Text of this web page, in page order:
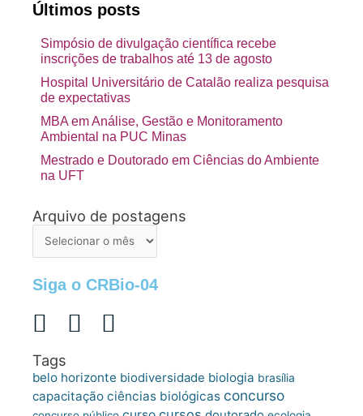
Últimos posts
Simpósio de divulgação científica recebe
inscrições de trabalhos até 13 de agosto
Hospital Universitário de Catalão realiza pesquisa
de expectativas
MBA em Análise, Gestão e Monitoramento
Ambiental na PUC Minas
Mestrado e Doutorado em Ciências do Ambiente
na UFT
Arquivo de postagens
Arquivo
Siga o CRBio-04
Tags
belo horizonte biodiversidade biologia brasília
capacitação ciências biológicas concurso